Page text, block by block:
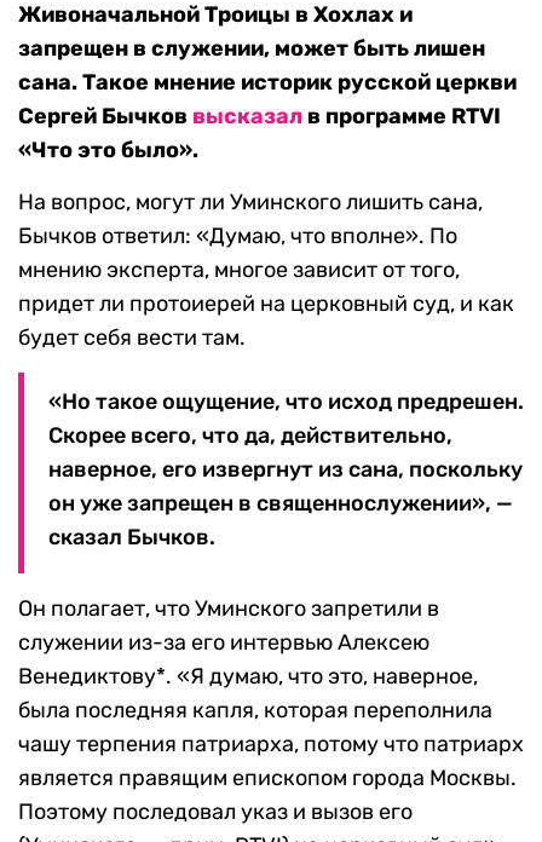
Живоначальной Троицы в Хохлах и
запрещен в служении, может быть лишен
сана. Такое мнение историк русской церкви
Сергей Бычков высказал в программе RTVI
«Что это было».
На вопрос, могут ли Уминского лишить сана,
Бычков ответил: «Думаю, что вполне». По
мнению эксперта, многое зависит от того,
придет ли протоиерей на церковный суд, и как
будет себя вести там.
«Но такое ощущение, что исход предрешен.
Скорее всего, что да, действительно,
наверное, его извергнут из сана, поскольку
он уже запрещен в священнослужении», —
сказал Бычков.
Он полагает, что Уминского запретили в
служении из-за его интервью Алексею
Венедиктову*. «Я думаю, что это, наверное,
была последняя капля, которая переполнила
чашу терпения патриарха, потому что патриарх
является правящим епископом города Москвы.
Поэтому последовал указ и вызов его